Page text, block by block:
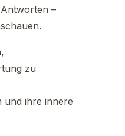
–
zu
ihre innere